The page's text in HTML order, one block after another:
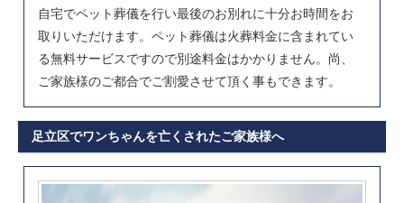
自宅でペット葬儀を行い最後のお別れに十分お時間をお
取りいただけます。ペット葬儀は火葬料金に含まれてい
る無料サービスですので別途料金はかかりません。尚、
ご家族様のご都合でご割愛させて頂く事もできます。
足立区でワンちゃんを亡くされたご家族様へ